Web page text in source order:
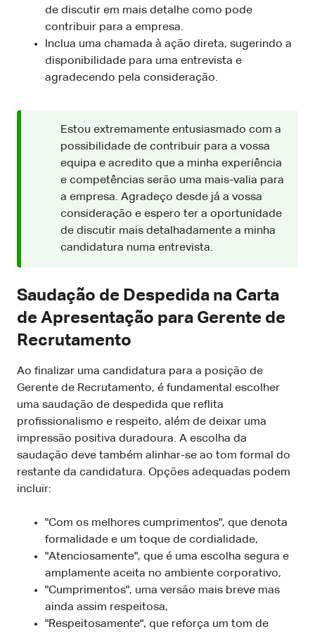
de discutir em mais detalhe como pode
contribuir para a empresa.
Inclua uma chamada à ação direta, sugerindo a
disponibilidade para uma entrevista e
agradecendo pela consideração.
Estou extremamente entusiasmado com a
possibilidade de contribuir para a vossa
equipa e acredito que a minha experiência
e competências serão uma mais-valia para
a empresa. Agradeço desde já a vossa
consideração e espero ter a oportunidade
de discutir mais detalhadamente a minha
candidatura numa entrevista.
Saudação de Despedida na Carta
de Apresentação para Gerente de
Recrutamento
Ao finalizar uma candidatura para a posição de
Gerente de Recrutamento, é fundamental escolher
uma saudação de despedida que reflita
profissionalismo e respeito, além de deixar uma
impressão positiva duradoura. A escolha da
saudação deve também alinhar-se ao tom formal do
restante da candidatura. Opções adequadas podem
incluir:
"Com os melhores cumprimentos", que denota
formalidade e um toque de cordialidade,
"Atenciosamente", que é uma escolha segura e
amplamente aceita no ambiente corporativo,
"Cumprimentos", uma versão mais breve mas
ainda assim respeitosa,
"Respeitosamente", que reforça um tom de